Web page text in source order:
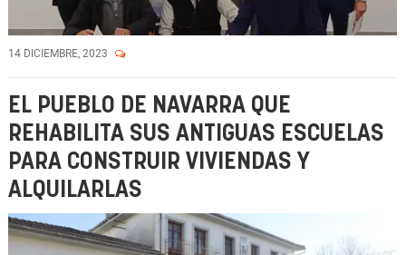
14 DICIEMBRE, 2023
EL PUEBLO DE NAVARRA QUE
REHABILITA SUS ANTIGUAS ESCUELAS
PARA CONSTRUIR VIVIENDAS Y
ALQUILARLAS